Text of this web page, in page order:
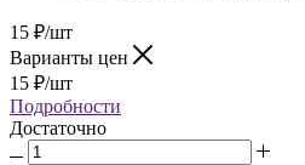
15 ₽/шт
Варианты цен
15 ₽/шт
Подробности
Достаточно